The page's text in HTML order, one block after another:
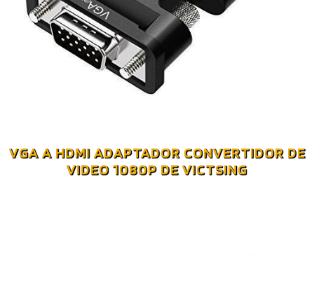
VGA A HDMI ADAPTADOR CONVERTIDOR DE
VIDEO 1080P DE VICTSING